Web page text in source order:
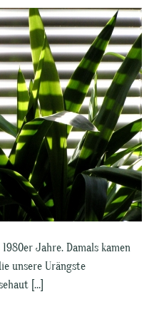
Jahre. Damals kamen
unsere Urängste
[…]